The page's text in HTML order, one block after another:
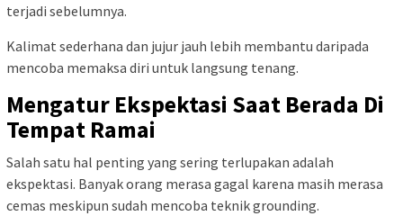
terjadi sebelumnya.
Kalimat sederhana dan jujur jauh lebih membantu daripada
mencoba memaksa diri untuk langsung tenang.
Mengatur Ekspektasi Saat Berada Di
Tempat Ramai
Salah satu hal penting yang sering terlupakan adalah
ekspektasi. Banyak orang merasa gagal karena masih merasa
cemas meskipun sudah mencoba teknik grounding.